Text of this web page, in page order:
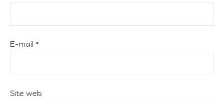
E-mail *
Site web